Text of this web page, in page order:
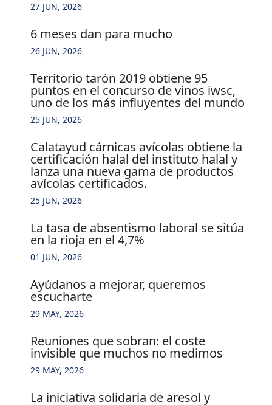
27 JUN, 2026
6 meses dan para mucho
26 JUN, 2026
territorio tarón 2019 obtiene 95
puntos en el concurso de vinos iwsc,
uno de los más influyentes del mundo
25 JUN, 2026
calatayud cárnicas avícolas obtiene la
certificación halal del instituto halal y
lanza una nueva gama de productos
avícolas certificados.
25 JUN, 2026
la tasa de absentismo laboral se sitúa
en la rioja en el 4,7%
01 JUN, 2026
ayúdanos a mejorar, queremos
escucharte
29 MAY, 2026
reuniones que sobran: el coste
invisible que muchos no medimos
29 MAY, 2026
la iniciativa solidaria de aresol y